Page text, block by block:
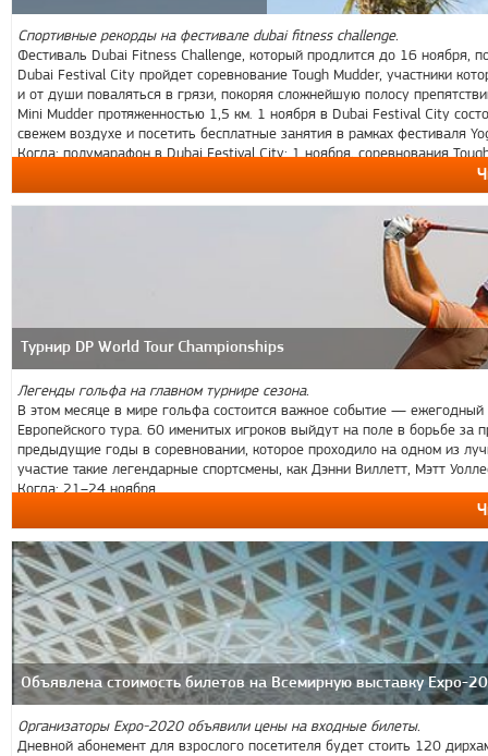
Спортивные рекорды на фестивале dubai fitness challenge.
Фестиваль Dubai Fitness Challenge, который продлится до 16 ноября,
Dubai Festival City пройдет соревнование Tough Mudder, участники
и от души поваляться в грязи, покоряя сложнейшую полосу
Mini Mudder протяженностью 1,5 км. 1 ноября в Dubai Festival City
свежем воздухе и посетить бесплатные занятия в рамках фестиваля
Когда: полумарафон в Dubai Festival City: 1 ноября, соревнования
Турнир DP World Tour Championships
Легенды гольфа на главном турнире сезона.
В этом месяце в мире гольфа состоится важное событие — ежегодный
Европейского тура. 60 именитых игроков выйдут на поле в борьбе
предыдущие годы в соревновании, которое проходило на одном из
участие такие легендарные спортсмены, как Дэнни Виллетт, Мэтт
Когда: 21–24 ноября
Объявлена стоимость билетов на Всемирную выставку Expo-
Организаторы Expo-2020 объявили цены на входные билеты.
Дневной абонемент для взрослого посетителя будет стоить 120